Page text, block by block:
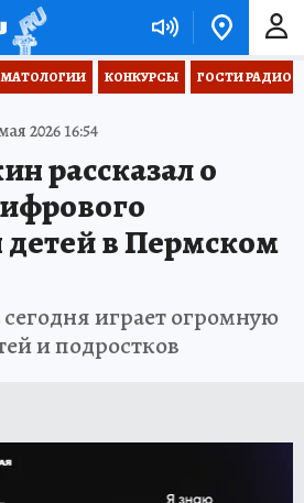
КОНКУРСЫ ГОСТИ РАДИО
2026 16:54
рассказал о
детей в Пермском
играет огромную
и подростков